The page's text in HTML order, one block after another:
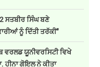
ਸਤਬੀਰ ਸਿੰਘ ਬਣੇ
ਨੂੰ ਦਿੱਤੀ ਤਰੱਕੀ"
ਵਰਲਡ ਯੂਨੀਵਰਸਿਟੀ ਵਿਖੇ
ਹੀਨਾ ਗੋਇਲ ਨੇ ਕੀਤਾ